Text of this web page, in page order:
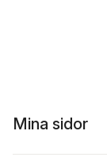
Mina sidor